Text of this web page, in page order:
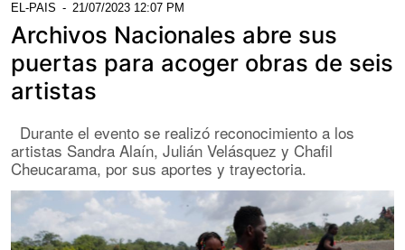
EL-PAIS - 21/07/2023 12:07 PM
Archivos Nacionales abre sus
puertas para acoger obras de seis
artistas
Durante el evento se realizó reconocimiento a los
artistas Sandra Alaín, Julián Velásquez y Chafil
Cheucarama, por sus aportes y trayectoria.